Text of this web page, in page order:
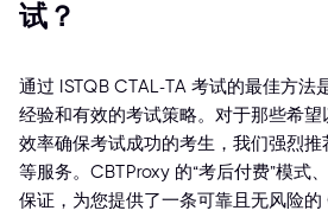
试？
通过 ISTQB CTAL-TA 考试的最佳方法
经验和有效的考试策略。对于那些希
效率确保考试成功的考生，我们强烈推
等服务。CBTProxy 的“考后付费”模式
保证，为您提供了一条可靠且无风险的